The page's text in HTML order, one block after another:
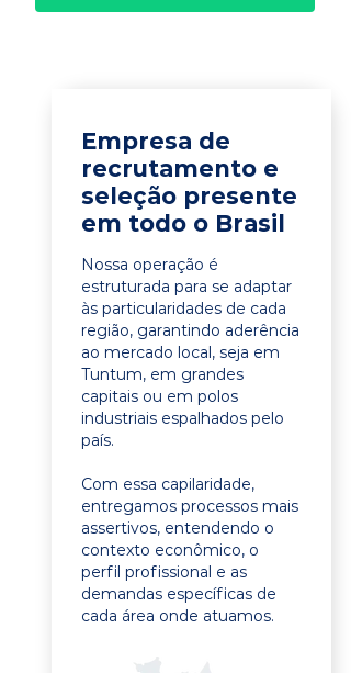
Empresa de
recrutamento e
seleção presente
em todo o Brasil
Nossa operação é
estruturada para se adaptar
às particularidades de cada
região, garantindo aderência
ao mercado local, seja em
Tuntum, em grandes
capitais ou em polos
industriais espalhados pelo
país.
Com essa capilaridade,
entregamos processos mais
assertivos, entendendo o
contexto econômico, o
perfil profissional e as
demandas específicas de
cada área onde atuamos.